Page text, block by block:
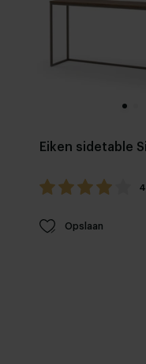
Eiken sidetable
Opslaan